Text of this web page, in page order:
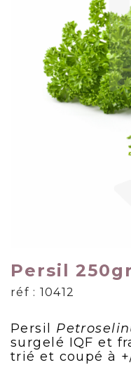
Persil 250gr
réf : 10412
Persil
surgelé IQF et
trié et coupé à